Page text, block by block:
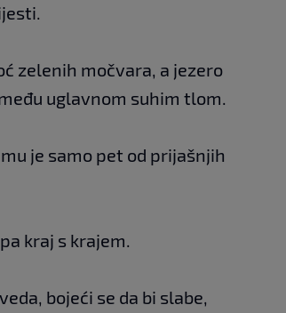
zelenih močvara, a jezero
uglavnom suhim tlom.
je samo pet od prijašnjih
kraj s krajem.
bojeći se da bi slabe,